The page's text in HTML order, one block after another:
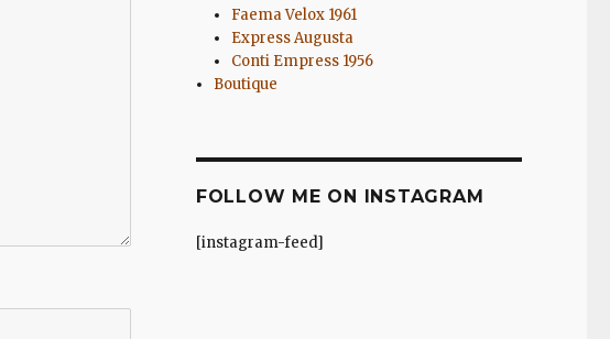
Faema Velox 1961
Express Augusta
Conti Empress 1956
Boutique
FOLLOW ME ON INSTAGRAM
[instagram-feed]